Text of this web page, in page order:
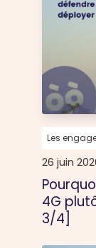
4G
3/4]
Les
26 juin